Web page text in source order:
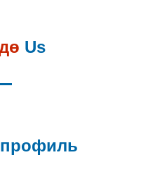
Us
профиль